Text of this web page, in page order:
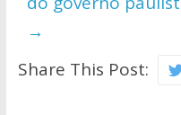
→
Share This Post: